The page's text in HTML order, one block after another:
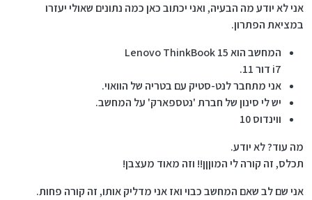
אני לא יודע מה הבעיה, ואני יכתוב כאן כמה נתונים שאולי יעזרו
במציאת הפתרון.
המחשב הוא Lenovo ThinkBook 15
i7 דור 11.
אני מתחבר לנט-סטיק עם בטריה של הוואוי.
יש לי סינון של חברת 'נטספארק' על המחשב.
ווינדוס 10
מה עוד? לא יודע.
תכלס, זה קורה לי המוןןן!! וזה מאוד מעצבן!
אני שם לב שאם המחשב כבוי ואז אני מדליק אותו, זה קורה פחות.